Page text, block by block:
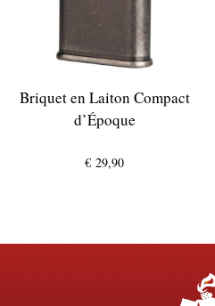
Briquet en Laiton Compact
d’Époque
€ 29,90